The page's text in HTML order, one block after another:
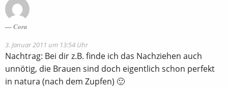
Cora
3. Januar 2011 um 13:54 Uhr
Nachtrag: Bei dir z.B. finde ich das Nachziehen auch
unnötig, die Brauen sind doch eigentlich schon perfekt
in natura (nach dem Zupfen) 🙂